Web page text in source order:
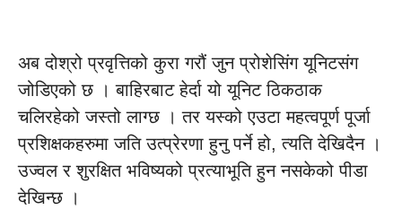
अब दोश्रो प्रवृत्तिको कुरा गरौं जुन प्रोशेसिंग यूनिटसंग
जोडिएको छ । बाहिरबाट हेर्दा यो यूनिट ठिकठाक
चलिरहेको जस्तो लाग्छ । तर यस्को एउटा महत्वपूर्ण पूर्जा
प्रशिक्षकहरुमा जति उत्प्रेरणा हुनु पर्ने हो, त्यति देखिदैन ।
उज्वल र शुरक्षित भविष्यको प्रत्याभूति हुन नसकेको पीडा
देखिन्छ ।